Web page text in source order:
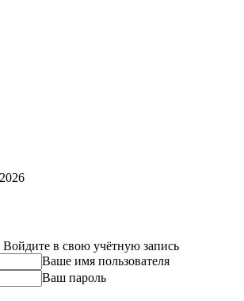
в свою учётную запись
Ваше имя пользователя
Ваш пароль